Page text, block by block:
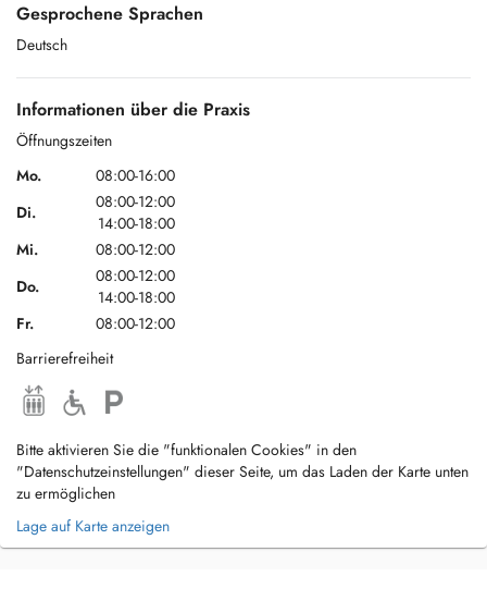
Gesprochene Sprachen
Deutsch
Informationen über die Praxis
Öffnungszeiten
Mo.
08:00-16:00
Di.
08:00-12:00
14:00-18:00
Mi.
08:00-12:00
Do.
08:00-12:00
14:00-18:00
Fr.
08:00-12:00
Barrierefreiheit
Bitte aktivieren Sie die "funktionalen Cookies" in den
"Datenschutzeinstellungen" dieser Seite, um das Laden der Karte unten
zu ermöglichen
Lage auf Karte anzeigen